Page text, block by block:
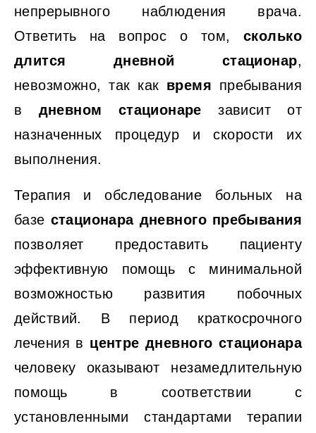
непрерывного наблюдения врача.
Ответить на вопрос о том,сколько
длится дневной стационар,
невозможно, так как время пребывания
в дневном стационаре зависит от
назначенных процедур и скорости их
выполнения.
Терапия и обследование больных на
базе стационара дневного пребывания
позволяет предоставить пациенту
эффективную помощь с минимальной
возможностью развития побочных
действий. В период краткосрочного
лечения в центре дневного стационара
человеку оказывают незамедлительную
помощь в соответствии с
установленными стандартами терапии